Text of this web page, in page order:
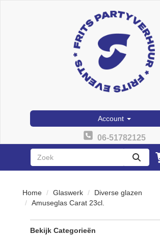
Account
06-51782125
zoeken
Home Glaswerk
Diverse glazen
Amuseglas Carat 23cl.
Bekijk Categorieën